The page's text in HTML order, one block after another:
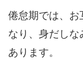
倦怠期では、お
なり、身だし
あります。